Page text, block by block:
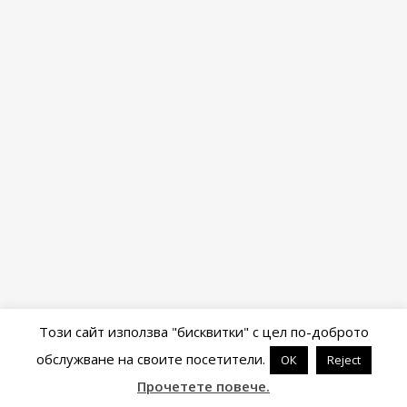
Powered byWordPress&Portfolio .
Този сайт използва "бисквитки" с цел по-доброто
обслужване на своите посетители.
ОК Reject
Прочетете повече.